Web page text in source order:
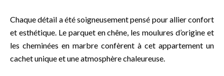
Chaque détail a été soigneusement pensé pour allier confort
et esthétique. Le parquet en chêne, les moulures d’origine et
les cheminées en marbre confèrent à cet appartement un
cachet unique et une atmosphère chaleureuse.